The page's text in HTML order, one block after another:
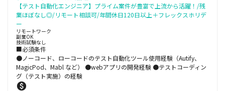
【テスト自動化エンジニア】プライム案件が豊富で上流から活躍！/残
業ほぼなし◎/リモート相談可/年間休日120日以上＋フレックスホリデ
ー
リモートワーク
副業OK
技術試験なし
■必須条件
●ノーコード、ローコードのテスト自動化ツール使用経験（Autify、
MagicPod、Mabl など） ●webアプリの開発経験 ●テストコーディン
グ（テスト実施）の経験